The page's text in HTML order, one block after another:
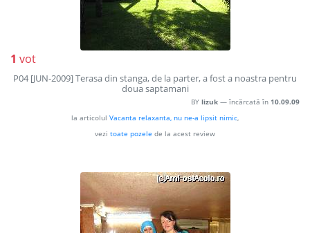
1 vot
P04 [JUN-2009] Terasa din stanga, de la parter, a fost a noastra pentru
doua saptamani
BY lizuk — încărcată în 10.09.09
la articolul Vacanta relaxanta, nu ne-a lipsit nimic,
vezi toate pozele de la acest review